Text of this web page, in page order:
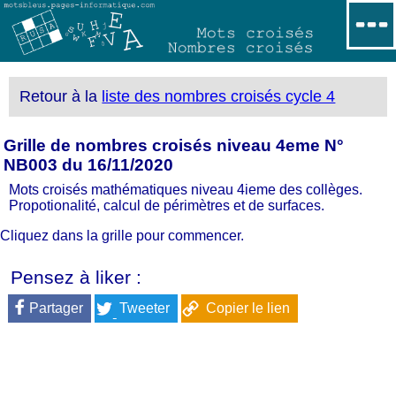
Retour à la liste des nombres croisés cycle 4
Grille de nombres croisés niveau 4eme N°
NB003 du 16/11/2020
Mots croisés mathématiques niveau 4ieme des collèges.
Propotionalité, calcul de périmètres et de surfaces.
Cliquez dans la grille pour commencer.
Pensez à liker :
Partager Tweeter Copier le lien